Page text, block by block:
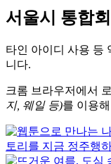
서울시 통합
타인 아이디 사용 등
니다.
크롬 브라우저에서
지, 웨일 등)를 이용